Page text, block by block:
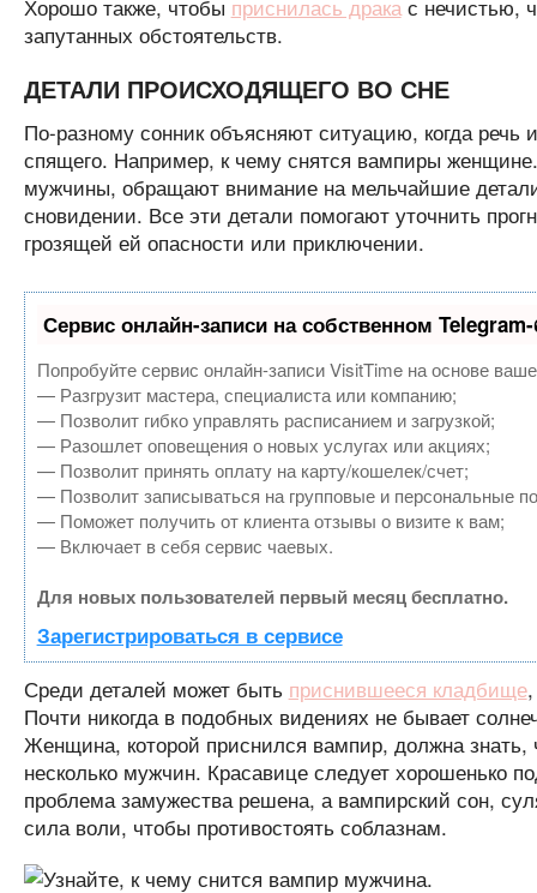
Хорошо также, чтобы приснилась дракас нечистью,
запутанных обстоятельств.
ДЕТАЛИ ПРОИСХОДЯЩЕГО ВО СНЕ
По-разному сонник объясняют ситуацию, когда
спящего. Например, к чему снятся вампиры
мужчины, обращают внимание на мельчайшие
сновидении. Все эти детали помогают уточнить
грозящей ей опасности или приключении.
Сервис онлайн-записи на собственном
Попробуйте сервис онлайн-записи VisitTime на основе
— Разгрузит мастера, специалиста или компанию;
— Позволит гибко управлять расписанием и загрузкой;
— Разошлет оповещения о новых услугах или акциях;
— Позволит принять оплату на карту/кошелек/счет;
— Позволит записываться на групповые и персональные
— Поможет получить от клиента отзывы о визите к вам;
— Включает в себя сервис чаевых.
Для новых пользователей первый месяц бесплатно.
Зарегистрироваться в сервисе
Среди деталей может быть приснившееся кладбище
Почти никогда в подобных видениях не бывает
Женщина, которой приснился вампир, должна знать,
несколько мужчин. Красавице следует хорошенько
проблема замужества решена, а вампирский сон,
сила воли, чтобы противостоять соблазнам.